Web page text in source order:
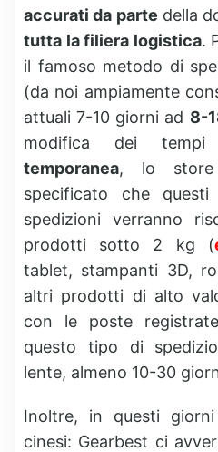
accurati da parte della
tutta la filiera logistica.
il famoso metodo di
(da noi ampiamente
attuali 7-10 giorni ad 8-
modifica dei
temporanea, lo store
specificato che
spedizioni verranno
prodotti sotto 2 kg (
tablet, stampanti 3D,
altri prodotti di alto
con le poste
questo tipo di
lente, almeno 10-30
Inoltre, in questi
cinesi: Gearbest ci